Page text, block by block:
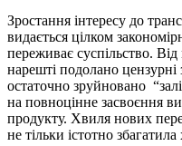
Зростання інтересу до
видається цілком
переживає суспільство.
нарешті подолано
остаточно зруйновано
на повноцінне засвоєння
продукту. Хвиля нових
не тільки істотно